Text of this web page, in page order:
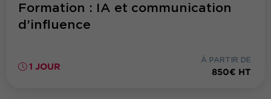
Formation : IA et communication
d’influence
1 JOUR
À PARTIR DE
850€ HT